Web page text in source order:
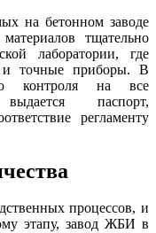
на бетонном заводе
тщательно
лаборатории, где
и точные приборы. В
контроля на все
паспорт,
регламенту
процессов, и
этапу, завод ЖБИ в